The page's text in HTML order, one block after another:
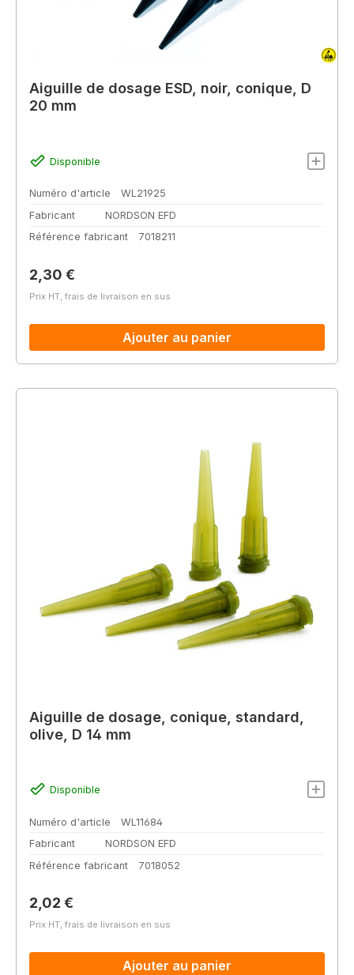
Aiguille de dosage ESD, noir, conique, D
20 mm
Disponible
Numéro d'article
WL21925
Fabricant
NORDSON EFD
Référence fabricant
7018211
Prix régulier :
2,30 €
Prix HT, frais de livraison en sus
Ajouter au panier
Aiguille de dosage, conique, standard,
olive, D 14 mm
Disponible
Numéro d'article
WL11684
Fabricant
NORDSON EFD
Référence fabricant
7018052
Prix régulier :
2,02 €
Prix HT, frais de livraison en sus
Ajouter au panier